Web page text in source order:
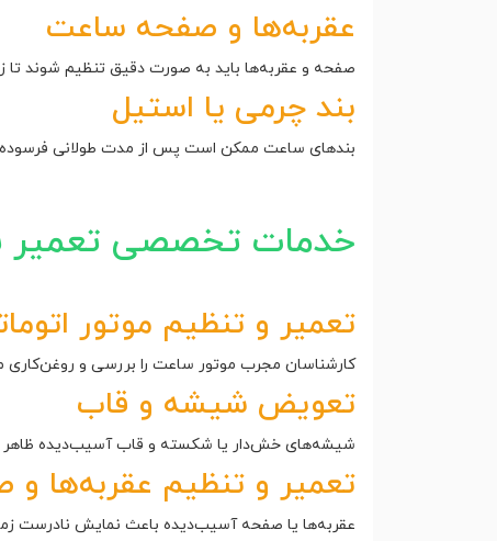
عقربه‌ها و صفحه ساعت
صفحه و عقربه‌ها باید به صورت دقیق تنظیم شوند
بند چرمی یا استیل
بندهای ساعت ممکن است پس از مدت طولانی فرسوده
خدمات تخصصی تعمیر
تعمیر و تنظیم موتور
کارشناسان مجرب موتور ساعت را بررسی و روغن‌کاری
تعویض شیشه و قاب
شیشه‌های خش‌دار یا شکسته و قاب آسیب‌دیده ظاهر
تعمیر و تنظیم عقربه‌ها
عقربه‌ها یا صفحه آسیب‌دیده باعث نمایش نادرست